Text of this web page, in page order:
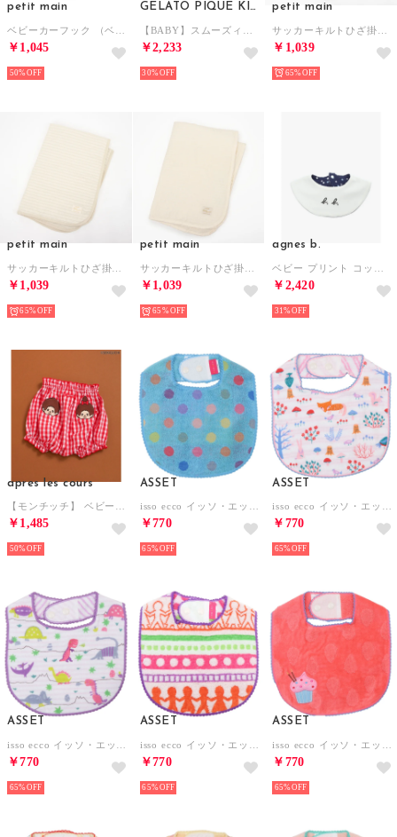
petit main
￥1,045
50%
GELATO PIQUE KIDS & BABY
￥2,233
30%
petit main
￥1,039
65%
petit main
￥1,039
65%
petit main
￥1,039
65%
agnes b.
￥2,420
31%
apres les cours
￥1,485
50%
ASSET
￥770
65%
ASSET
￥770
65%
ASSET
￥770
65%
ASSET
￥770
65%
ASSET
￥770
65%